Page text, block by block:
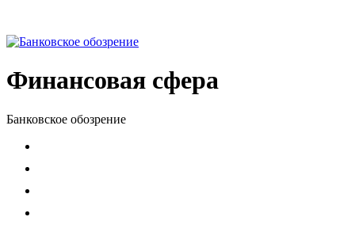
Финансовая сфера
Банковское обозрение